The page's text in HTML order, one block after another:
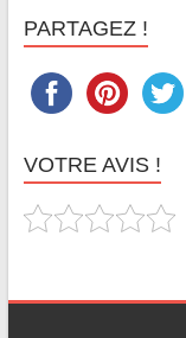
PARTAGEZ !
VOTRE AVIS !